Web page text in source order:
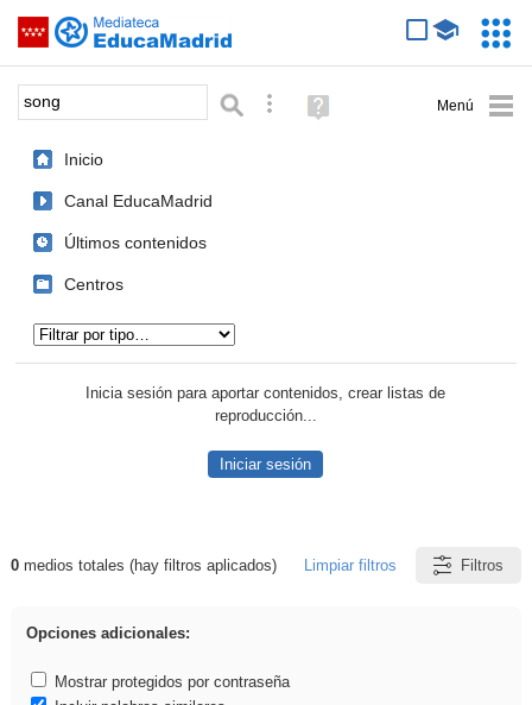
Saltar navegación
Palabra o frase: Búsqueda avanzada
Ayuda
(en
Inicio
Canal EducaMadrid
Últimos contenidos
Centros
Inicia sesión para aportar contenidos, crear listas de
reproducción...
Iniciar sesión
Resultados de: song
0medios totales (hay filtros aplicados) Limpiar filtros Filtros
Opciones adicionales:
Mostrar protegidos por contraseña